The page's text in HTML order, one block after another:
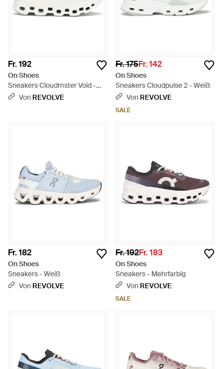
Fr. 192
On Shoes
Sneakers Cloudmster Void -
WeißVon REVOLVE
Fr. 175Fr. 142
On Shoes
Sneakers Cloudpulse 2 - Weiß
Von REVOLVE
SALE
Fr. 182
On Shoes
Sneakers - Weiß
Von REVOLVE
Fr. 192Fr. 183
On Shoes
Sneakers - Mehrfarbig
Von REVOLVE
SALE